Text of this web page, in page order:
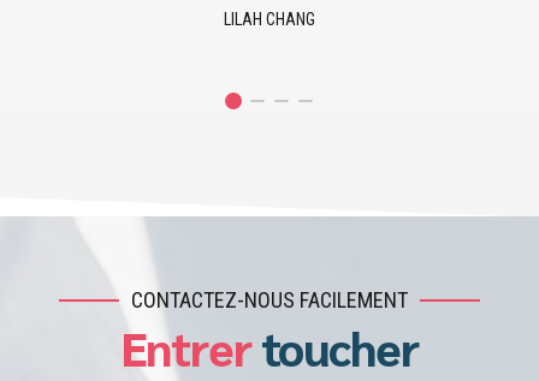
JUSTIN EMERSON
CONTACTEZ-NOUS FACILEMENT
Entrertoucher